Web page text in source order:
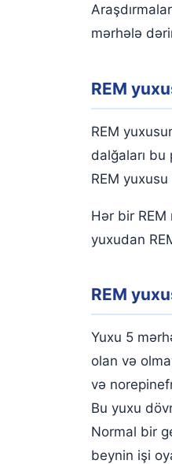
mərhələ
REM
REM
dalğaları
REM
Hər bir
yuxudan
REM
Yuxu 5
olan və
və
Bu yuxu
Normal bir
beynin işi